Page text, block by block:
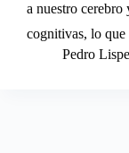
a nuestro cerebro
cognitivas, lo
Pedro